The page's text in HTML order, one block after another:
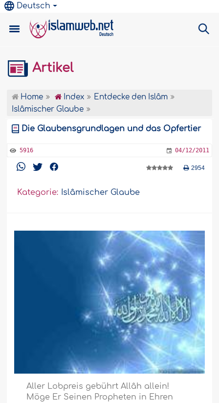
Deutsch
Artikel
Home Index
Entdecke den Islâm
Islâmischer Glaube
Die Glaubensgrundlagen und das Opfertier
5916 04/12/2011
2954
Kategorie: Islâmischer Glaube
Aller Lobpreis gebührt Allâh allein!
Möge Er Seinen Propheten in Ehren